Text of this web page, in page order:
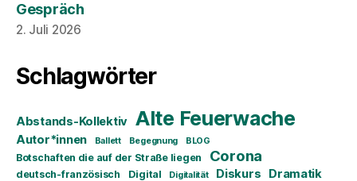
Gespräch
2. Juli 2026
Schlagwörter
Abstands-Kollektiv Alte Feuerwache
Autor*innen Ballett Begegnung BLOG
Botschaften die auf der Straße liegen Corona
deutsch-französisch Digital Digitalität Diskurs Dramatik